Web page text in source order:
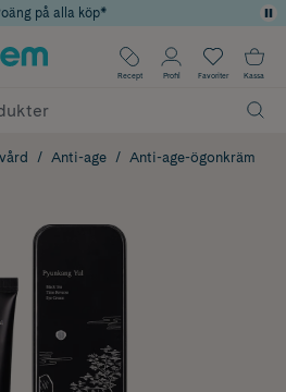
2025 inom Skönhet
för 20% över 649kr
farmaceuter & hudterapeuter
på alla köp*
Recept Profil Favoriter Kassa
Anti-age Anti-age-ögonkräm